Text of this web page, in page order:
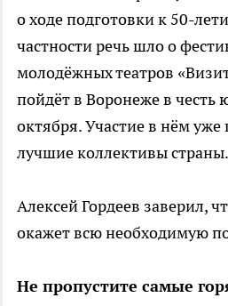
о ходе подготовки к 50-
частности речь шло о
молодёжных театров
пойдёт в Воронеже в честь
октября. Участие в нём
лучшие коллективы страны.
Алексей Гордеев заверил,
окажет всю необходимую
Не пропустите самые